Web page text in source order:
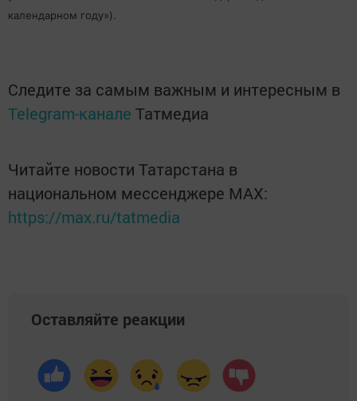
календарном году»).
Следите за самым важным и интересным в
Telegram-канале Татмедиа
Читайте новости Татарстана в
национальном мессенджере MАХ:
https://max.ru/tatmedia
Оставляйте реакции